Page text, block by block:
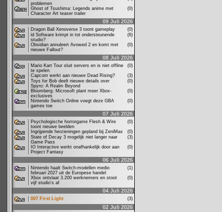
problemen
Ghost of Tsushima: Legends anime met
Character Art teaser trailer
(0)
09 Juli 2026
Dragon Ball Xenoverse 3 toont gameplay
(0)
id Software krimpt in tot ondersteunende
studio?
(6)
Obsidian annuleert Avowed 2 en komt met
nieuwe Fallout?
(0)
08 Juli 2026
Mario Kart Tour sluit servers en is niet offline
te spelen
(0)
Capcom werkt aan nieuwe Dead Rising?
(3)
Toys for Bob deelt nieuwe details over
Spyro: A Realm Beyond
(0)
Bloomberg: Microsoft plant meer Xbox-
exclusives
(0)
Nintendo Switch Online voegt deze GBA
games toe
(0)
07 Juli 2026
Psychologische horrorgame Flesh & Wire
toont nieuwe beelden
(0)
Ingrijpende herzieningen gepland bij ZeniMax
(0)
State of Decay 3 mogelijk niet langer naar
Game Pass
(3)
IO Interactive werkt onafhankelijk door aan
Project Fantasy
(0)
06 Juli 2026
Nintendo haalt Switch-modellen medio
februari 2027 uit de Europese handel
(1)
Xbox ontslaat 3.200 werknemers en stoot
vijf studio's af
(0)
04 Juli 2026
007 First Light (3)
02 Juli 2026